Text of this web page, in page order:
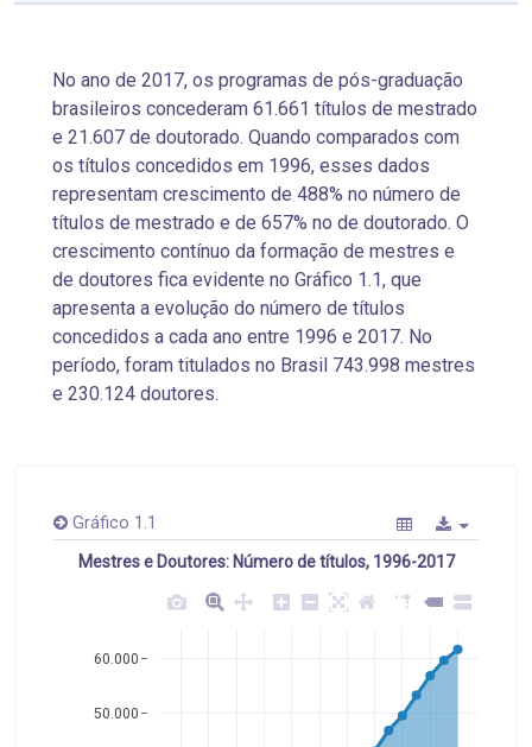
No ano de 2017, os programas de pós-graduação
brasileiros concederam 61.661 títulos de mestrado
e 21.607 de doutorado. Quando comparados com
os títulos concedidos em 1996, esses dados
representam crescimento de 488% no número de
títulos de mestrado e de 657% no de doutorado. O
crescimento contínuo da formação de mestres e
de doutores fica evidente no Gráfico 1.1, que
apresenta a evolução do número de títulos
concedidos a cada ano entre 1996 e 2017. No
período, foram titulados no Brasil 743.998 mestres
e 230.124 doutores.
Gráfico 1.1
Mestres e Doutores: Número de títulos, 1996-2017
50.000
60.000